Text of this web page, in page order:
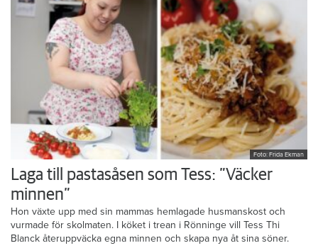
Foto: Frida Ekman
Laga till pastasåsen som Tess: ”Väcker
minnen”
Hon växte upp med sin mammas hemlagade husmanskost och
vurmade för skolmaten. I köket i trean i Rönninge vill Tess Thi
Blanck återuppväcka egna minnen och skapa nya åt sina söner.